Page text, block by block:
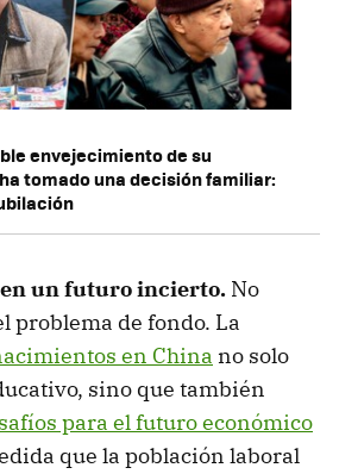
envejecimiento de su
tomado una decisión familiar:
un futuro incierto. No
problema de fondo. La
en China no solo
sino que también
para el futuro económico
que la población laboral